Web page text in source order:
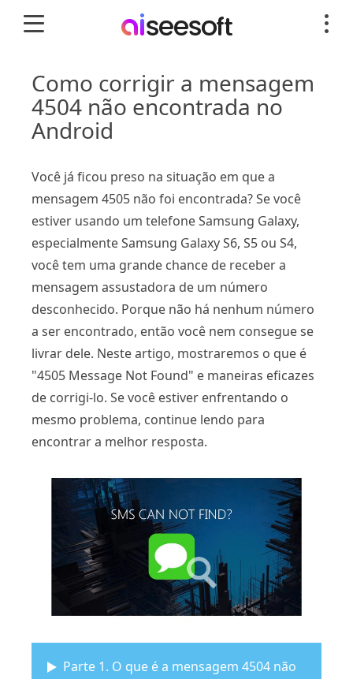
Como corrigir a mensagem
4504 não encontrada no
Android
Você já ficou preso na situação em que a
mensagem 4505 não foi encontrada? Se você
estiver usando um telefone Samsung Galaxy,
especialmente Samsung Galaxy S6, S5 ou S4,
você tem uma grande chance de receber a
mensagem assustadora de um número
desconhecido. Porque não há nenhum número
a ser encontrado, então você nem consegue se
livrar dele. Neste artigo, mostraremos o que é
"4505 Message Not Found" e maneiras eficazes
de corrigi-lo. Se você estiver enfrentando o
mesmo problema, continue lendo para
encontrar a melhor resposta.
Parte 1. O que é a mensagem 4504 não